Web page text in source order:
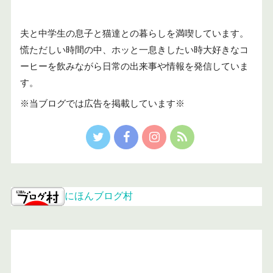
夫と中学生の息子と猫達との暮らしを満喫しています。
慌ただしい時間の中、ホッと一息きしたい時大好きなコ
ーヒーを飲みながら日常の出来事や情報を発信していま
す。
※当ブログでは広告を掲載しています※
にほんブログ村